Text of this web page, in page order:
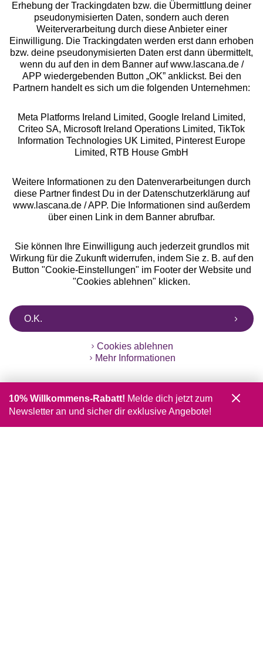
Über uns
Rechtliches
Alle Preise inkl. MwSt., zzgl.
Versandkosten
** Bonität vorausgesetzt, berechtigt zur Bonitätsprüfung
Erhebung der Trackingdaten bzw. die Übermittlung deiner
pseudonymisierten Daten, sondern auch deren
Weiterverarbeitung durch diese Anbieter einer
Einwilligung. Die Trackingdaten werden erst dann erhoben
bzw. deine pseudonymisierten Daten erst dann übermittelt,
wenn du auf den in dem Banner auf www.lascana.de /
APP wiedergebenden Button „OK” anklickst. Bei den
Partnern handelt es sich um die folgenden Unternehmen:
Meta Platforms Ireland Limited, Google Ireland Limited,
Criteo SA, Microsoft Ireland Operations Limited, TikTok
Information Technologies UK Limited, Pinterest Europe
Limited, RTB House GmbH
Weitere Informationen zu den Datenverarbeitungen durch
diese Partner findest Du in der Datenschutzerklärung auf
www.lascana.de / APP. Die Informationen sind außerdem
über einen Link in dem Banner abrufbar.
Sie können Ihre Einwilligung auch jederzeit grundlos mit
Wirkung für die Zukunft widerrufen, indem Sie z. B. auf den
Button "Cookie-Einstellungen" im Footer der Website und
"Cookies ablehnen" klicken.
O.K.
Cookies ablehnen
Mehr Informationen
10% Willkommens-Rabatt! Melde dich jetzt zum
Newsletter an und sicher dir exklusive Angebote!